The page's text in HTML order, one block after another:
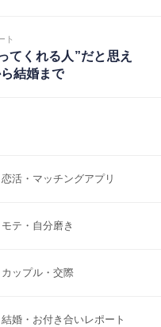
ト
てくれる人”だと思え
結婚まで
恋活・マッチングアプリ
モテ・自分磨き
カップル・交際
結婚・お付き合いレポート